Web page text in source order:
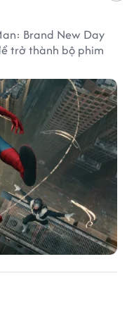
Brand New Day
trở thành bộ phim